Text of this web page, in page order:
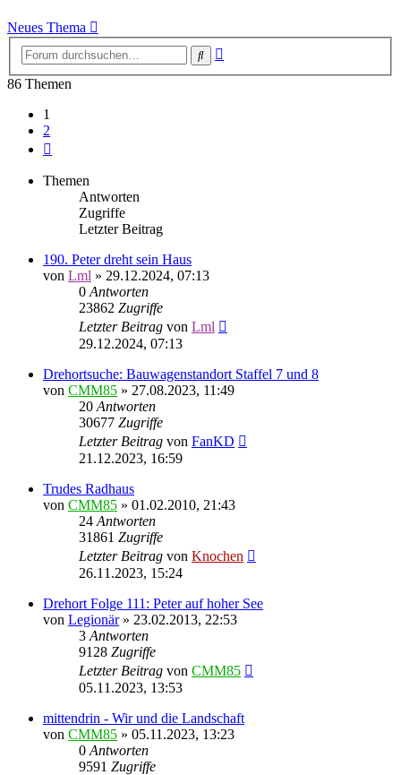
Neues Thema
Suche
86 Themen
1
2
Themen
Antworten
Zugriffe
Letzter Beitrag
190. Peter dreht sein Haus
von Lml » 29.12.2024, 07:13
0 Antworten
23862 Zugriffe
Letzter Beitrag von Lml
29.12.2024, 07:13
Drehortsuche: Bauwagenstandort Staffel 7 und 8
von CMM85 » 27.08.2023, 11:49
20 Antworten
30677 Zugriffe
Letzter Beitrag von FanKD
21.12.2023, 16:59
Trudes Radhaus
von CMM85 » 01.02.2010, 21:43
24 Antworten
31861 Zugriffe
Letzter Beitrag von Knochen
26.11.2023, 15:24
Drehort Folge 111: Peter auf hoher See
von Legionär» 23.02.2013, 22:53
3 Antworten
9128 Zugriffe
Letzter Beitrag von CMM85
05.11.2023, 13:53
mittendrin - Wir und die Landschaft
von CMM85 » 05.11.2023, 13:23
0 Antworten
9591 Zugriffe